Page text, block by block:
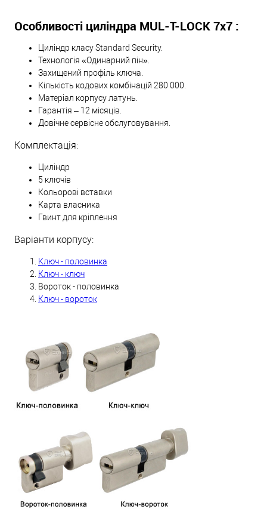
Особливості циліндра MUL-T-LOCK 7х7 :
Циліндр класу Standard Security.
Технологія «Одинарний пін».
Захищений профіль ключа.
Кількість кодових комбінацій 280 000.
Матеріал корпусу латунь.
Гарантія – 12 місяців.
Довічне сервісне обслуговування.
Комплектація:
Циліндр
5 ключів
Кольорові вставки
Карта власника
Гвинт для кріплення
Варіанти корпусу:
Ключ - половинка
Ключ - ключ
Вороток - половинка
Ключ - вороток